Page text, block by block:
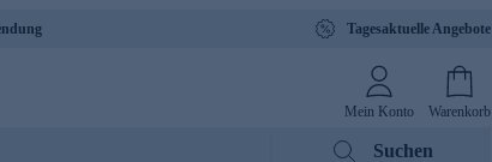
Tagesaktuelle Angebote
Mein Konto Warenkorb
Suchen